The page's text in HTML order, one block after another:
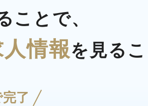
ことで、
情報を見る
了